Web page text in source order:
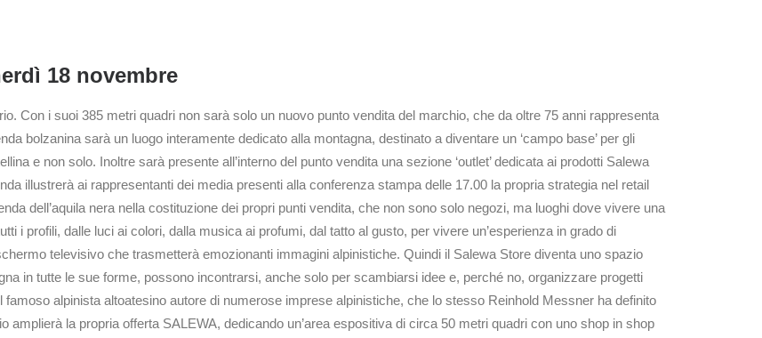
18 novembre
Con i suoi 385 metri quadri non sarà solo un nuovo punto vendita del marchio, che da oltre 75 anni rappresenta
bolzanina sarà un luogo interamente dedicato alla montagna, destinato a diventare un ‘campo base’ per gli
e non solo. Inoltre sarà presente all’interno del punto vendita una sezione ‘outlet’ dedicata ai prodotti Salewa
illustrerà ai rappresentanti dei media presenti alla conferenza stampa delle 17.00 la propria strategia nel retail
dell’aquila nera nella costituzione dei propri punti vendita, che non sono solo negozi, ma luoghi dove vivere una
i profili, dalle luci ai colori, dalla musica ai profumi, dal tatto al gusto, per vivere un’esperienza in grado di
televisivo che trasmetterà emozionanti immagini alpinistiche. Quindi il Salewa Store diventa uno spazio
in tutte le sue forme, possono incontrarsi, anche solo per scambiarsi idee e, perché no, organizzare progetti
alpinista altoatesino autore di numerose imprese alpinistiche, che lo stesso Reinhold Messner ha definito
amplierà la propria offerta SALEWA, dedicando un’area espositiva di circa 50 metri quadri con uno shop in shop